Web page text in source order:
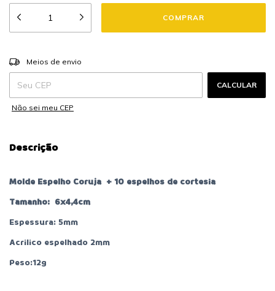
Entregas para o CEP:
Meios de envio
CALCULAR
Não sei meu CEP
Descrição
Molde Espelho Coruja + 10 espelhos de cortesia
Tamanho: 6x4,4cm
Espessura: 5mm
Acrilico espelhado 2mm
Peso:12g